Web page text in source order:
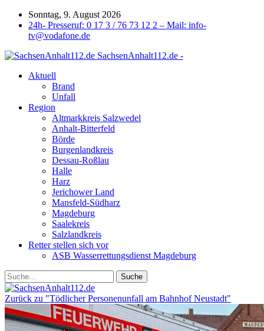
Sonntag, 9. August 2026
24h- Presseruf: 0 17 3 / 76 73 12 2 – Mail: info-
tv@vodafone.de
SachsenAnhalt112.de -
Aktuell
Brand
Unfall
Region
Altmarkkreis Salzwedel
Anhalt-Bitterfeld
Börde
Burgenlandkreis
Dessau-Roßlau
Halle
Harz
Jerichower Land
Mansfeld-Südharz
Magdeburg
Saalekreis
Salzlandkreis
Retter stellen sich vor
ASB Wasserrettungsdienst Magdeburg
Zurück zu "Tödlicher Personenunfall am Bahnhof Neustadt"